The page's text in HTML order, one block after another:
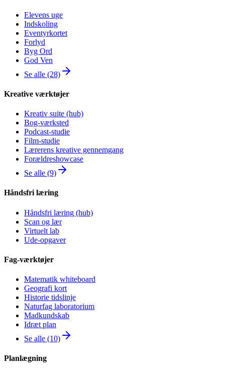
Elevens uge
Indskoling
Eventyrkortet
Forlyd
Byg Ord
God Ven
Se alle (28)
Kreative værktøjer
Kreativ suite (hub)
Bog-værksted
Podcast-studie
Film-studie
Lærerens kreative gennemgang
Forældreshowcase
Se alle (9)
Håndsfri læring
Håndsfri læring (hub)
Scan og lær
Virtuelt lab
Ude-opgaver
Fag-værktøjer
Matematik whiteboard
Geografi kort
Historie tidslinje
Naturfag laboratorium
Madkundskab
Idræt plan
Se alle (10)
Planlægning